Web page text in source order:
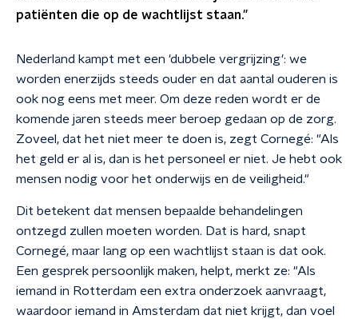
patiënten die op de wachtlijst staan."
Nederland kampt met een 'dubbele vergrijzing': we
worden enerzijds steeds ouder en dat aantal ouderen is
ook nog eens met meer. Om deze reden wordt er de
komende jaren steeds meer beroep gedaan op de zorg.
Zoveel, dat het niet meer te doen is, zegt Cornegé: "Als
het geld er al is, dan is het personeel er niet. Je hebt ook
mensen nodig voor het onderwijs en de veiligheid."
Dit betekent dat mensen bepaalde behandelingen
ontzegd zullen moeten worden. Dat is hard, snapt
Cornegé, maar lang op een wachtlijst staan is dat ook.
Een gesprek persoonlijk maken, helpt, merkt ze: "Als
iemand in Rotterdam een extra onderzoek aanvraagt,
waardoor iemand in Amsterdam dat niet krijgt, dan voel